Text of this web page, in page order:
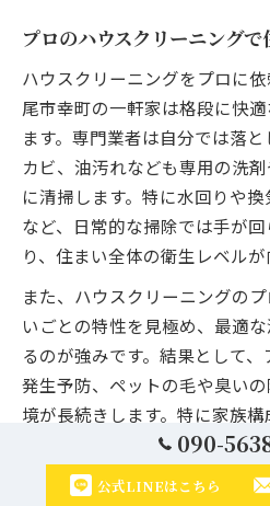
プロのハウスクリーニング
ハウスクリーニングをプロに
尾市幸町の一軒家は格段に快
ます。専門業者は自分では落
カビ、油汚れなども専用の洗
に清掃します。特に水回りや
など、日常的な掃除では手が
り、住まい全体の衛生レベルが
また、ハウスクリーニングの
いごとの特性を見極め、最適な
るのが強みです。結果として
発生予防、ペットの毛や臭い
境が長続きします。特に家族
わせたプラン提案が可能なの
きるのも業者依頼の大きなメリ
090-
公式LINEはこちら